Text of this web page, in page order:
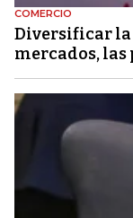
COMERCIO
Diversificar la
mercados,